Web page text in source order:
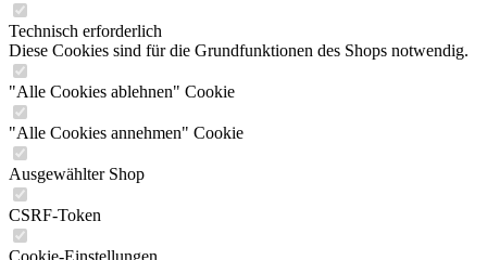
Technisch erforderlich
Diese Cookies sind für die Grundfunktionen des Shops notwendig.
"Alle Cookies ablehnen" Cookie
"Alle Cookies annehmen" Cookie
Ausgewählter Shop
CSRF-Token
Cookie-Einstellungen